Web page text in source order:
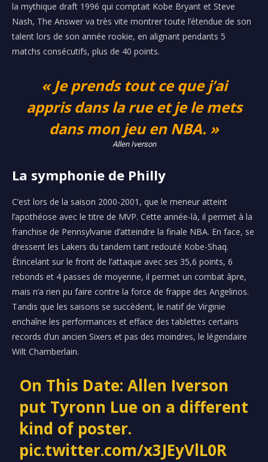
la mythique draft 1996 qui comptait Kobe Bryant et Steve
Nash, The Answer va très vite montrer toute l’étendue de son
talent lors de son année rookie, en alignant pendants 5
matchs consécutifs, plus de 40 points.
« Je prends tout ce que j’ai
appris dans la rue et je le mets
dans mon jeu en NBA. »
Allen Iverson
La symphonie de Philly
C’est lors de la saison 2000-2001, que le meneur atteint
l’apothéose avec le titre de MVP. Cette année-là, il permet à la
franchise de Pennsylvanie d’atteindre la finale NBA. En face, se
dressent les Lakers du tandem tant redouté Kobe-Shaq.
Étincelant sur le front de l’attaque avec ses 35,6 points, 6
rebonds et 4 passes de moyenne, il permet un combat âpre,
mais n’a rien pu faire contre la force de frappe des Angelinos.
Tandis que les saisons se succèdent, le natif de Virginie
enchaîne les performances et efface des tablettes certains
records d’un ancien Sixers et pas des moindres, le légendaire
Wilt Chamberlain.
On This Date: Allen Iverson
put Tyronn Lue on a different
kind of poster.
pic.twitter.com/x3JEyVlL0R